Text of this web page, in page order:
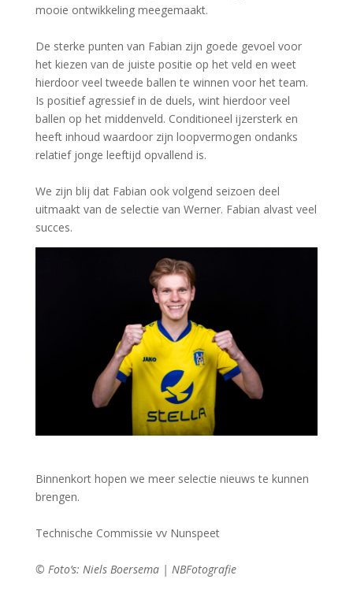
mooie ontwikkeling meegemaakt.
De sterke punten van Fabian zijn goede gevoel voor
het kiezen van de juiste positie op het veld en weet
hierdoor veel tweede ballen te winnen voor het team.
Is positief agressief in de duels, wint hierdoor veel
ballen op het middenveld. Conditioneel ijzersterk en
heeft inhoud waardoor zijn loopvermogen ondanks
relatief jonge leeftijd opvallend is.
We zijn blij dat Fabian ook volgend seizoen deel
uitmaakt van de selectie van Werner. Fabian alvast veel
succes.
Binnenkort hopen we meer selectie nieuws te kunnen
brengen.
Technische Commissie vv Nunspeet
© Foto’s: Niels Boersema | NBFotografie